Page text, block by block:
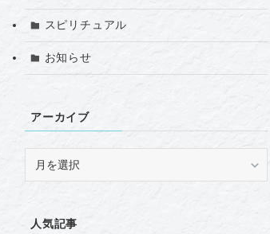
スピリチュアル
お知らせ
アーカイブ
ブ人気記事